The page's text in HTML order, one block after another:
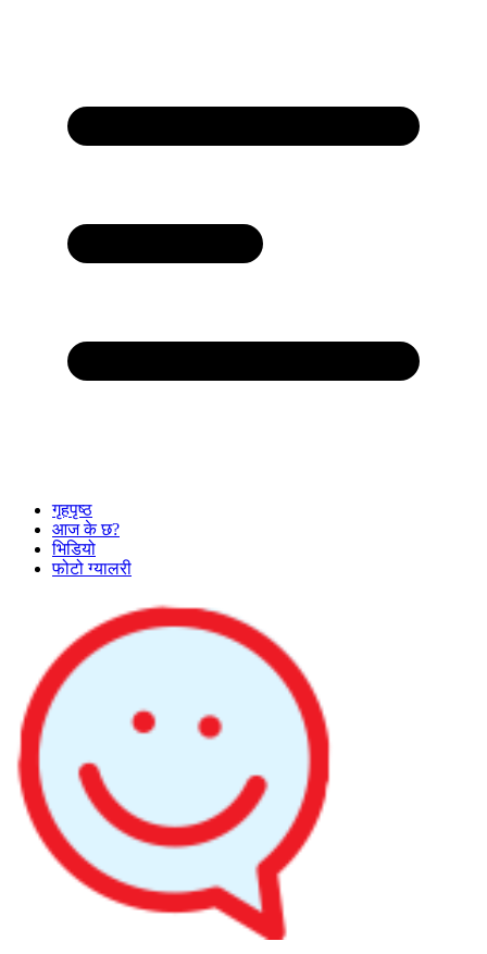
गृहपृष्ठ
आज के छ?
भिडियो
फोटो ग्यालरी